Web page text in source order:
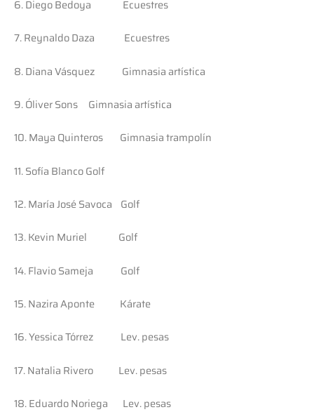
6. Diego Bedoya Ecuestres
7. Reynaldo Daza Ecuestres
8. Diana Vásquez Gimnasia artística
9. Óliver Sons Gimnasia artística
10. Maya Quinteros Gimnasia trampolín
11. Sofía Blanco Golf
12. María José Savoca Golf
13. Kevin Muriel Golf
14. Flavio Sameja Golf
15. Nazira Aponte Kárate
16. Yessica Tórrez Lev. pesas
17. Natalia Rivero Lev. pesas
18. Eduardo Noriega Lev. pesas